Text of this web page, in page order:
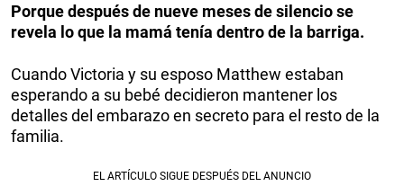
Porque después de nueve meses de silencio se
revela lo que la mamá tenía dentro de la barriga.
Cuando Victoria y su esposo Matthew estaban
esperando a su bebé decidieron mantener los
detalles del embarazo en secreto para el resto de la
familia.